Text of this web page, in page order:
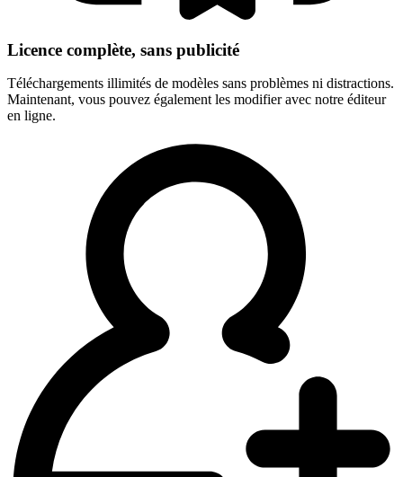
Licence complète, sans publicité
Téléchargements illimités de modèles sans problèmes ni distractions.
Maintenant, vous pouvez également les modifier avec notre éditeur
en ligne.